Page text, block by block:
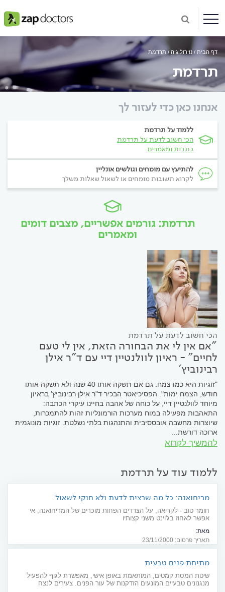
דף הבית נוירולוגיה תרדמת
תרדמת
אנחנו כאן כדי לעזור לך
ללמוד על תרדמת
הכי חשוב לדעת על תרדמת
כתבות ומאמרים
להתיעץ עם מומחים וגולשים אונליין
לקרוא תשובות מומחים או לשאול שאלות משלך
תרדמת: גורמים אפשריים, מצבים דומים
ומאמרים
הכי חשוב לדעת על תרדמת
"אם אין לי את הבחורה הזאת, אין לי טעם
לחיים" - ראיון לוולנטיין דיי עם ד"ר אילן
רבינוביץ'
"זוגיות היא כמו צמח. גם אם תשקה אותו 40 שנה ולא תשקה אותו
חודש, הצמח ימות". הפסיכיאטר הבכיר ד"ר אילן רבינוביץ' בראיון
מיוחד לוולנטיין דיי, על כוחה של אהבה בחיינו עיקרי הכתבה:
התאהבות מפעילה במוח מערכות הורמונליות זהות להתמכרות,
שיוצרות מחשבה אובססיבית והתנהגות בלתי נשלטת. זוגיות מונוגמית
ארוכה דורשת...
להמשיך לקרוא
ללמוד עוד על תרדמת
מריחואנה: כל מה שרצית לדעת ולא חוקי לשאול
חומר טוב - לקריאה, על הצדדים הפחות מוכרים של המריחואנה, אי
אפשר לאחוז בג'וינט משני קצותיו
מאת:
המחקרים הרפואיים מגלים צדדים לא ידועים על הצמח ה-"ממסטל" ומנפצים
את האשליה ש-"גראס לא ממכר" וכי משתמשים כבדים חווים תופעות של גמילה
"סינדרום חוסר המוטיבציה"?
תאריך פרסום: 23/11/2000
מתיחת פנים טבעית
שיטת המסת קמטים, המותאמת באופן אישי, מאפשרת לגוף להפעיל
מנגנונים טבעיים המונעים הזדקנות של עור הפנים. צעירים לנצח